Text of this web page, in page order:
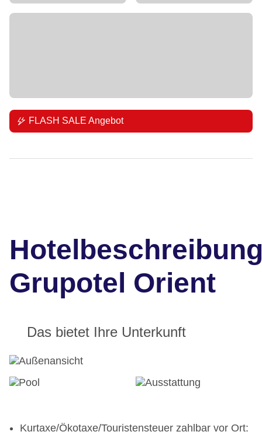
FLASH SALE Angebot
Grupotel Orient
Das bietet Ihre Unterkunft
Kurtaxe/Ökotaxe/Touristensteuer zahlbar vor Ort: